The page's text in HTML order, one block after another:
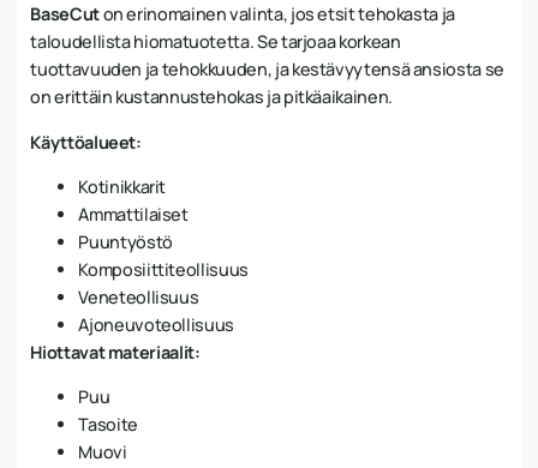
BaseCuton erinomainen valinta, jos etsit tehokasta ja
taloudellista hiomatuotetta. Se tarjoaa korkean
tuottavuuden ja tehokkuuden, ja kestävyytensä ansiosta se
on erittäin kustannustehokas ja pitkäaikainen.
Käyttöalueet:
Kotinikkarit
Ammattilaiset
Puuntyöstö
Komposiittiteollisuus
Veneteollisuus
Ajoneuvoteollisuus
Hiottavat materiaalit:
Puu
Tasoite
Muovi